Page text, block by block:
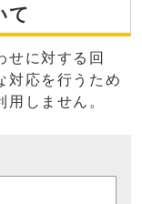
て
せに対する回
対応を行うため
用しません 。